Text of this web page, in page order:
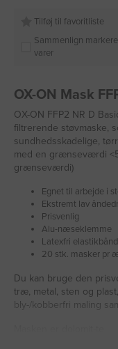
Tilføj til favoritliste
Sammenlign
varer
OX-ON Mask
OX-ON FFP2 NR D
filtrerende støvmaske,
sundhedsskadelige,
med en grænseværdi
grænseværdi)
Egnet til arbejde i
Ekstremt lav
Prisvenlig
Alu-næseklemme
Latexfri elastikbånd
20 stk. masker pr
Du kan bruge den
træ, metal, sten og
bly-/kobberfri maling